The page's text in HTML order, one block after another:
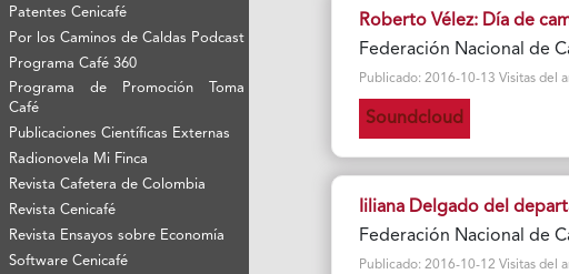
Patentes Cenicafé
Por los Caminos de Caldas Podcast
Programa Café 360
Programa de Promoción Toma
Café
Publicaciones Científicas Externas
Radionovela Mi Finca
Revista Cafetera de Colombia
Revista Cenicafé
Revista Ensayos sobre Economía
Software Cenicafé
Roberto Vélez: Día de
Federación Nacional de
Publicado: 2016-10-13 Visitas del
Soundcloud
Iiliana Delgado del
Federación Nacional de
Publicado: 2016-10-12 Visitas del